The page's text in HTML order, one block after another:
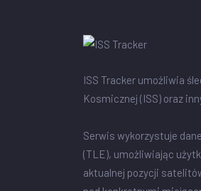
ISS Tracker umożliwia
Kosmicznej (ISS) oraz
Serwis wykorzystuje
(TLE), umożliwiając
aktualnej pozycji